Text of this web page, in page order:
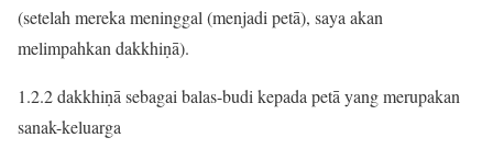
(setelah mereka meninggal (menjadi petā), saya akan
melimpahkan dakkhiṇā).
1.2.2 dakkhiṇā sebagai balas-budi kepada petā yang merupakan
sanak-keluarga